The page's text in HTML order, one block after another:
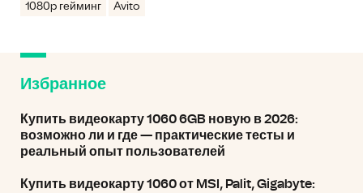
1080p гейминг
Avito
Избранное
Купить видеокарту 1060 6GB новую в 2026:
возможно ли и где — практические тесты и
реальный опыт пользователей
Купить видеокарту 1060 от MSI, Palit, Gigabyte: